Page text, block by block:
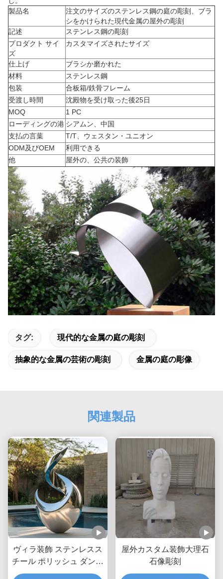
製品名
注文のサイズのステンレス鋼の庭の彫刻、ブラ
シをかけられた現代金属の屋外の彫刻
記述
ステンレス鋼の彫刻
プロダクト サイ
ズ
カスタマイズされたサイズ
仕上げ
ブラシか磨かれた
材料
ステンレス鋼
包装
合板箱/鉄骨フレーム
受渡し時間
沈殿物を受け取った後25日
MOQ
1 PC
ローディングの港 シアムン、中国
支払の言葉
T/T、ウェスタン・ユニオン
ODM及びOEM
利用できる
他
屋外の、公共の装飾
タグ: 現代的な金属の庭の彫刻
抽象的な金属の芸術の彫刻 金属の庭の彫像
関連製品
ヴィラ装飾 ステンレスス
チール ポリッシュ ダンサ
ー彫刻
屋外カスタム装飾大理石
石像彫刻